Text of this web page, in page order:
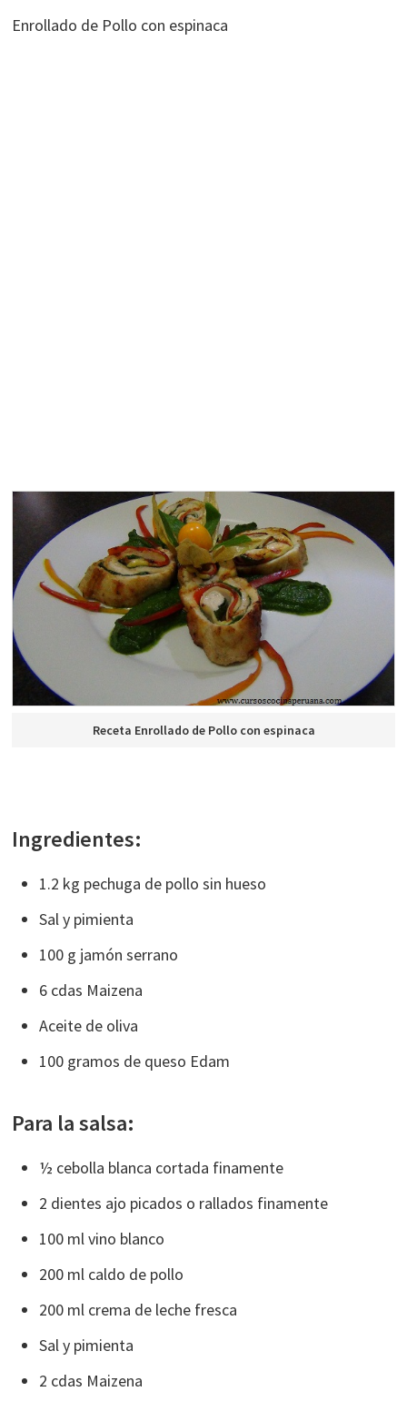
Enrollado de Pollo con espinaca
Receta Enrollado de Pollo con espinaca
Ingredientes:
1.2 kg pechuga de pollo sin hueso
Sal y pimienta
100 g jamón serrano
6 cdas Maizena
Aceite de oliva
100 gramos de queso Edam
Para la salsa:
½ cebolla blanca cortada finamente
2 dientes ajo picados o rallados finamente
100 ml vino blanco
200 ml caldo de pollo
200 ml crema de leche fresca
Sal y pimienta
2 cdas Maizena